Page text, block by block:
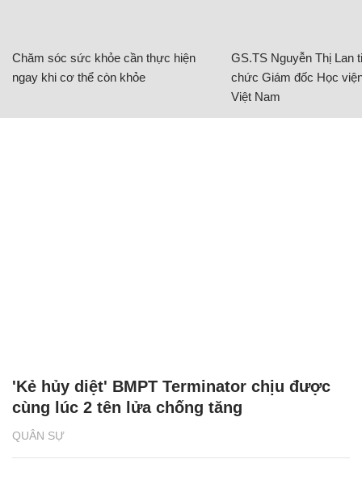
Chăm sóc sức khỏe cần thực hiện
ngay khi cơ thể còn khỏe
GS.TS Nguyễn Thị Lan
chức Giám đốc Học
Việt Nam
QUÂN SỰ
'Kẻ hủy diệt' BMPT Terminator chịu được
cùng lúc 2 tên lửa chống tăng